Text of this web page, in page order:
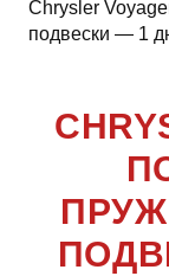
Chrysler
подвески — 1